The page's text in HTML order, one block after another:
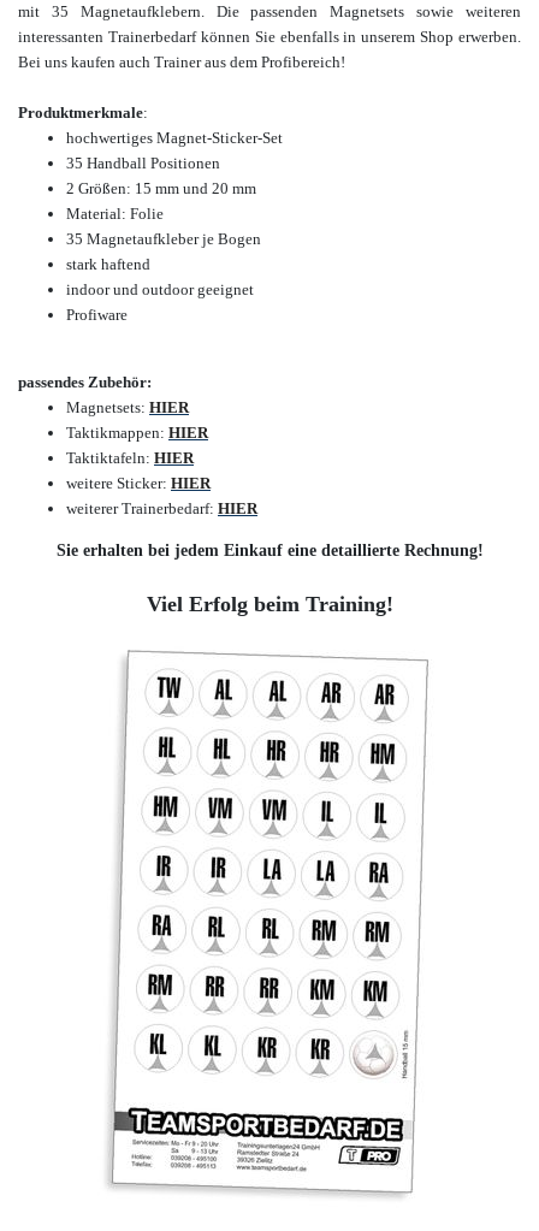
mit 35 Magnetaufklebern. Die passenden Magnetsets sowie weiteren
interessanten Trainerbedarf können Sie ebenfalls in unserem Shop erwerben.
Bei uns kaufen auch Trainer aus dem Profibereich!
Produktmerkmale:
hochwertiges Magnet-Sticker-Set
35 Handball Positionen
2 Größen: 15 mm und 20 mm
Material: Folie
35 Magnetaufkleber je Bogen
stark haftend
indoor und outdoor geeignet
Profiware
passendes Zubehör:
Magnetsets: HIER
Taktikmappen: HIER
Taktiktafeln: HIER
weitere Sticker: HIER
weiterer Trainerbedarf: HIER
Sie erhalten bei jedem Einkauf eine detaillierte Rechnung!
Viel Erfolg beim Training!